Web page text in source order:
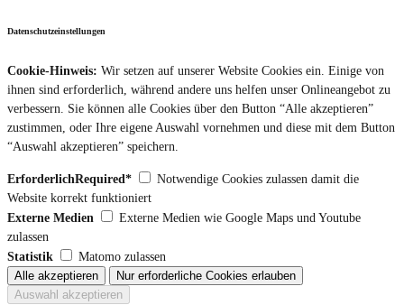
Datenschutzeinstellungen
Cookie-Hinweis: Wir setzen auf unserer Website Cookies ein. Einige von
ihnen sind erforderlich, während andere uns helfen unser Onlineangebot zu
verbessern. Sie können alle Cookies über den Button “Alle akzeptieren”
zustimmen, oder Ihre eigene Auswahl vornehmen und diese mit dem Button
“Auswahl akzeptieren” speichern.
ErforderlichRequired*
Notwendige Cookies zulassen damit die
Website korrekt funktioniert
Externe Medien
Externe Medien wie Google Maps und Youtube
zulassen
Statistik
Matomo zulassen